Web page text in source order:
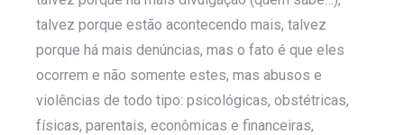
talvez porque estão acontecendo mais, talvez
porque há mais denúncias, mas o fato é que eles
ocorrem e não somente estes, mas abusos e
violências de todo tipo: psicológicas, obstétricas,
físicas, parentais, econômicas e financeiras,